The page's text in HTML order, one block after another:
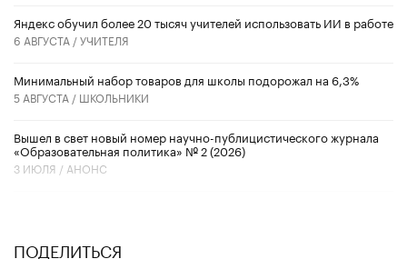
​Яндекс обучил более 20 тысяч учителей использовать ИИ в работе
6 АВГУСТА /УЧИТЕЛЯ
Минимальный набор товаров для школы подорожал на 6,3%
5 АВГУСТА / ШКОЛЬНИКИ
Вышел в свет новый номер научно-публицистического журнала
«Образовательная политика» № 2 (2026)
3 ИЮЛЯ / АНОНС
ПОДЕЛИТЬСЯ